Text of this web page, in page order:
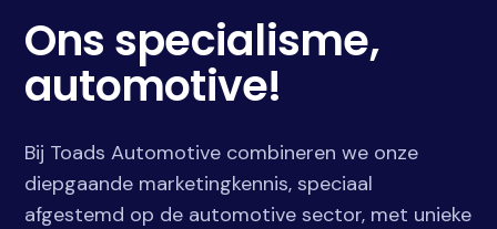
Ons specialisme,
automotive!
Bij Toads Automotive combineren we onze
diepgaande marketingkennis, speciaal
afgestemd op de automotive sector, met unieke